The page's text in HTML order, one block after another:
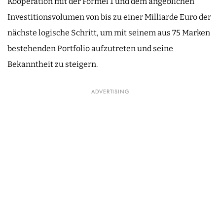
Investitionsvolumen von bis zu einer Milliarde Euro der
nächste logische Schritt, um mit seinem aus 75 Marken
bestehenden Portfolio aufzutreten und seine
Bekanntheit zu steigern.
ADVERTISING